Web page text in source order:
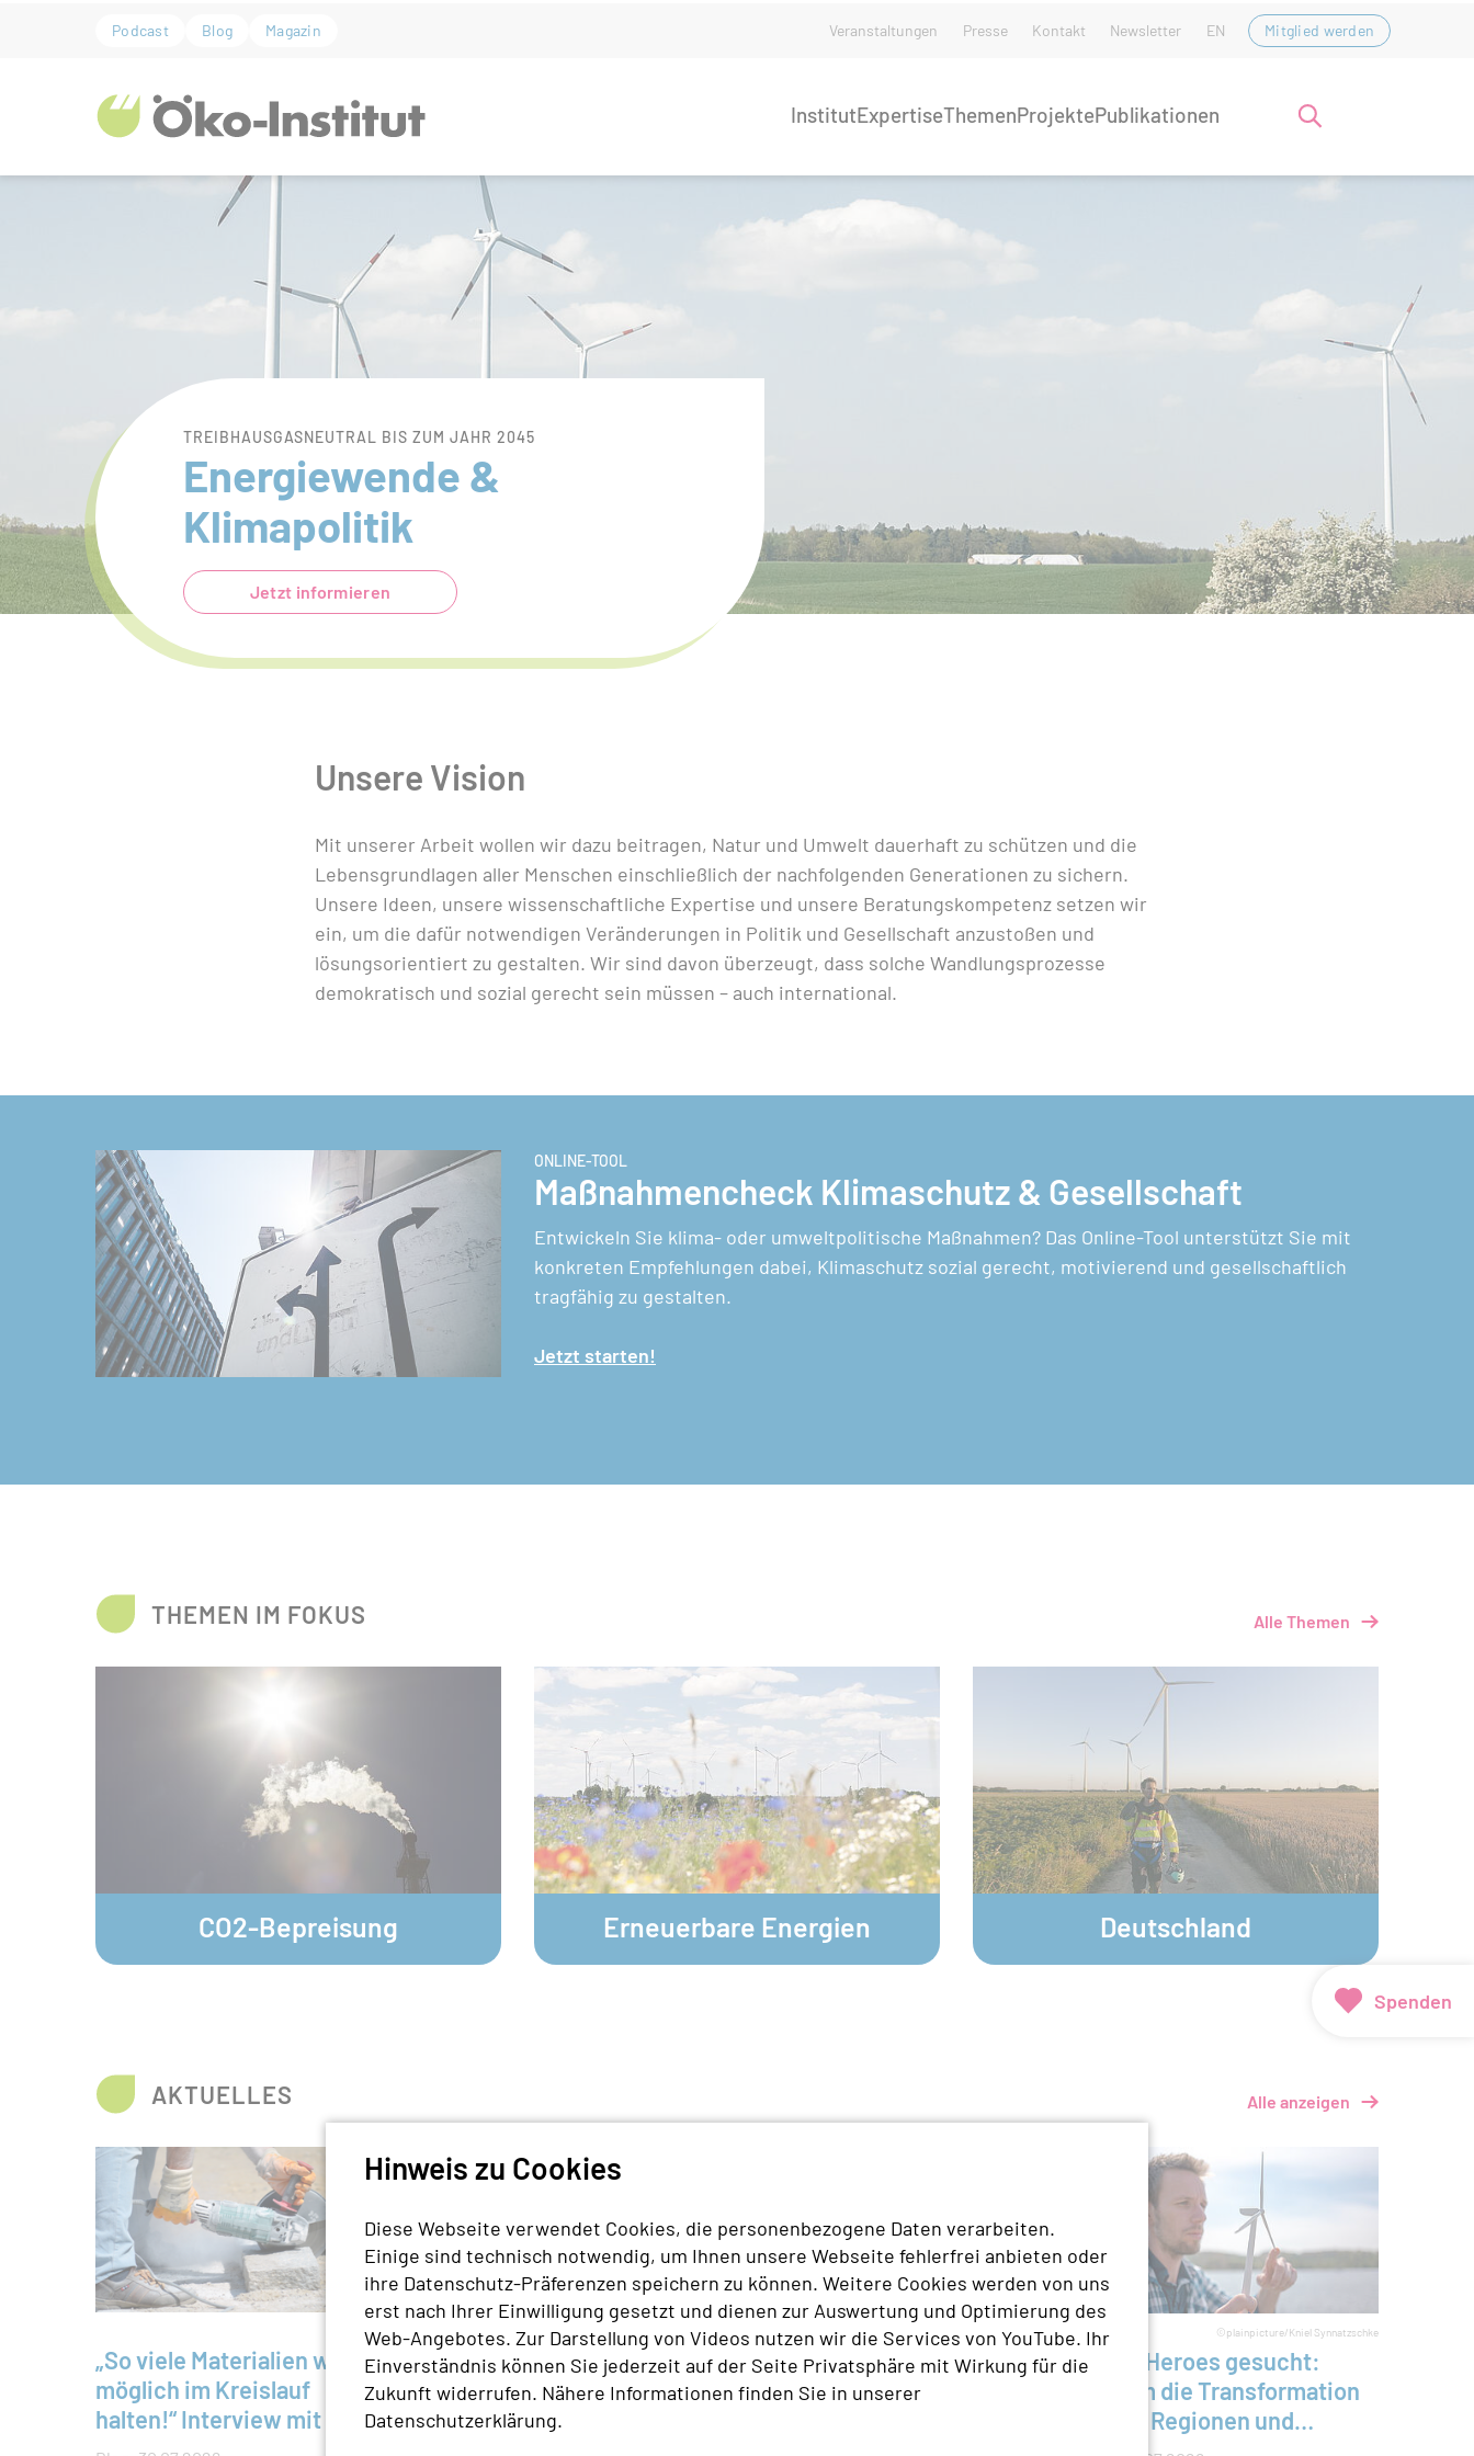
ZUM HAUPTINHALT SPRINGEN ZUR SUCHE SPRINGEN
Podcast Blog Magazin Veranstaltungen Presse Kontakt Newsletter EN Mitglied werden
InstitutExpertiseThemenProjektePublikationen Suche öffnen
Spenden
Bühnenslider überspringen
TREIBHAUSGASNEUTRAL BIS ZUM JAHR 2045
Energiewende &
Klimapolitik
Jetzt informieren
Unsere Vision
Mit unserer Arbeit wollen wir dazu beitragen, Natur und Umwelt dauerhaft zu schützen und die
Lebensgrundlagen aller Menschen einschließlich der nachfolgenden Generationen zu sichern.
Unsere Ideen, unsere wissenschaftliche Expertise und unsere Beratungskompetenz setzen wir
ein, um die dafür notwendigen Veränderungen in Politik und Gesellschaft anzustoßen und
lösungsorientiert zu gestalten. Wir sind davon überzeugt, dass solche Wandlungsprozesse
demokratisch und sozial gerecht sein müssen – auch international.
ONLINE-TOOL
Maßnahmencheck Klimaschutz & Gesellschaft
Entwickeln Sie klima- oder umweltpolitische Maßnahmen? Das Online-Tool unterstützt Sie mit
konkreten Empfehlungen dabei, Klimaschutz sozial gerecht, motivierend und gesellschaftlich
tragfähig zu gestalten.
Jetzt starten!
THEMEN IM FOKUS Alle Themen
CO2-Bepreisung Erneuerbare Energien Deutschland
AKTUELLES Alle anzeigen
Slider überspringen
© Canva
„So viele Materialien wie
möglich im Kreislauf
halten!“ Interview mit Julia
Schütz
© Canva
DREI FRAGEN AN DR. GRETA GAUDIG ZUR
WIEDERVERNÄSSUNG VON MOOREN
Schäden oder Chancen?
Blog 23.07.2026
© Adobe/thomasknospe
FORSCHUNGSPROJEKT ABGESCHLOSSEN
Strategien für die
©plainpicture/Kniel Synnatzschke
Local Heroes gesucht:
Warum die Transformation
in den Regionen und
Kommunen entschieden
Hinweis zu Cookies
Diese Webseite verwendet Cookies, die personenbezogene Daten verarbeiten.
Einige sind technisch notwendig, um Ihnen unsere Webseite fehlerfrei anbieten oder
ihre Datenschutz-Präferenzen speichern zu können. Weitere Cookies werden von uns
erst nach Ihrer Einwilligung gesetzt und dienen zur Auswertung und Optimierung des
Web-Angebotes. Zur Darstellung von Videos nutzen wir die Services von YouTube. Ihr
Einverständnis können Sie jederzeit auf der Seite Privatsphäre mit Wirkung für die
Zukunft widerrufen. Nähere Informationen finden Sie in unserer
Datenschutzerklärung.